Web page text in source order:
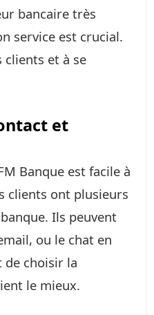
bancaire très
service est crucial.
clients et à se
et
Banque est facile à
clients ont plusieurs
Ils peuvent
ou le chat en
de choisir la
le mieux.